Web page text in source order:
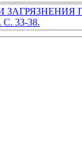
С. 33-38.